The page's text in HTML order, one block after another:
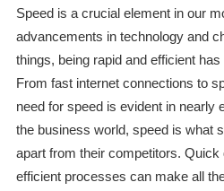
Speed is a crucial element in our
advancements in technology and
things, being rapid and efficient
From fast internet connections to
need for speed is evident in nearly
the business world, speed is what
apart from their competitors.
efficient processes can make all